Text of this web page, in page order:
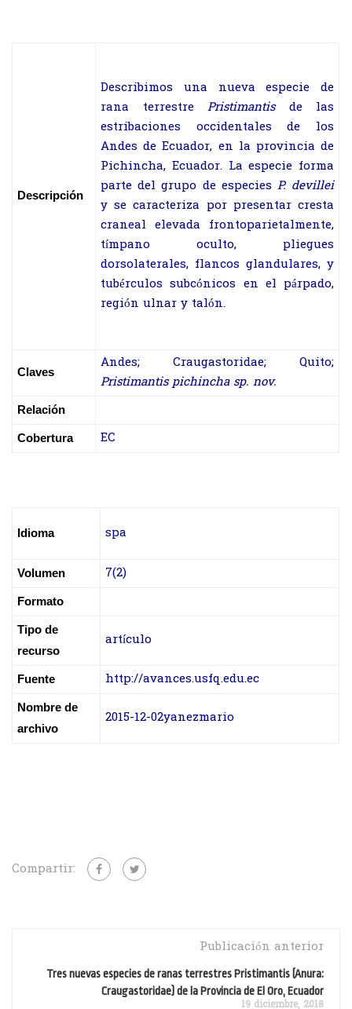
Descripción
Describimos una nueva especie de
rana terrestre Pristimantisde las
estribaciones occidentales de los
Andes de Ecuador, en la provincia de
Pichincha, Ecuador. La especie forma
parte del grupo de especies P. devillei
y se caracteriza por presentar cresta
craneal elevada frontoparietalmente,
tímpano oculto, pliegues
dorsolaterales, flancos glandulares, y
tubérculos subcónicos en el párpado,
región ulnar y talón.
Claves
Andes; Craugastoridae; Quito;
Pristimantis pichincha sp. nov.
Relación
Cobertura EC
Idioma spa
Volumen 7(2)
Formato
Tipo de
recurso
artículo
Fuente http://avances.usfq.edu.ec
Nombre de
archivo
2015-12-02yanezmario
Compartir:
Publicación anterior
Tres nuevas especies de ranas terrestres Pristimantis (Anura:
Craugastoridae) de la Provincia de El Oro, Ecuador
19 diciembre, 2018